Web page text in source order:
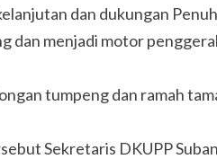
dan dukungan
dan menjadi motor
tumpeng dan ramah
Sekretaris DKUPP